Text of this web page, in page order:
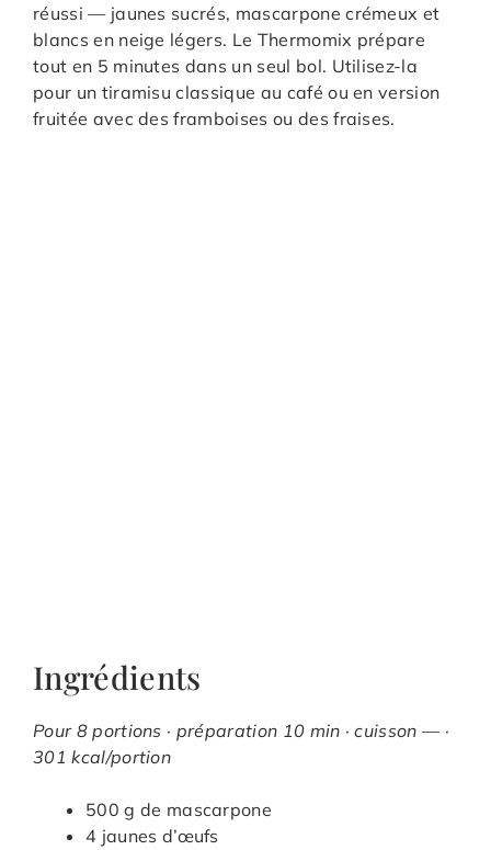
réussi — jaunes sucrés, mascarpone crémeux et
blancs en neige légers. Le Thermomix prépare
tout en 5 minutes dans un seul bol. Utilisez-la
pour un tiramisu classique au café ou en version
fruitée avec des framboises ou des fraises.
Ingrédients
Pour 8 portions · préparation 10 min · cuisson — ·
301 kcal/portion
500 g de mascarpone
4 jaunes d’œufs